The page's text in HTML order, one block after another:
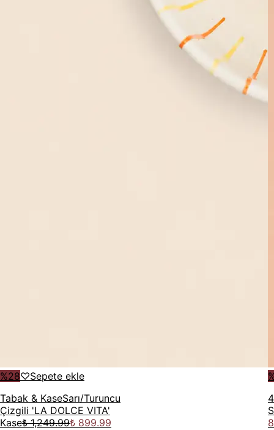
%28♡Sepete ekle
Tabak & KaseSarı/Turuncu
Çizgili 'LA DOLCE VITA'
Kase₺ 1,249.99₺ 899.99